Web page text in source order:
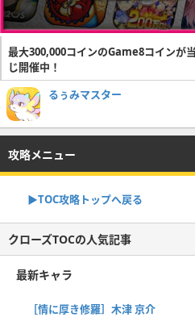
最大300,000コインのGame8コインが
じ開催中！
るぅみマスター
攻略メニュー
▶TOC攻略トップへ戻る
クローズTOCの人気記事
最新キャラ
［情に厚き修羅］木津 京介